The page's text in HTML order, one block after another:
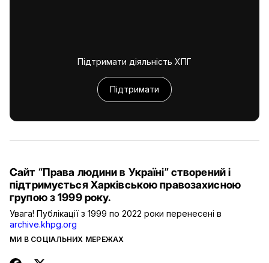
Підтримати діяльність ХПГ
Підтримати
МИ В СОЦІАЛЬНИХ МЕРЕЖАХ
Сайт “Права людини в Україні” створений і
підтримується Харківською правозахисною
групою з 1999 року.
Увага! Публікації з 1999 по 2022 роки перенесені в
archive.khpg.org